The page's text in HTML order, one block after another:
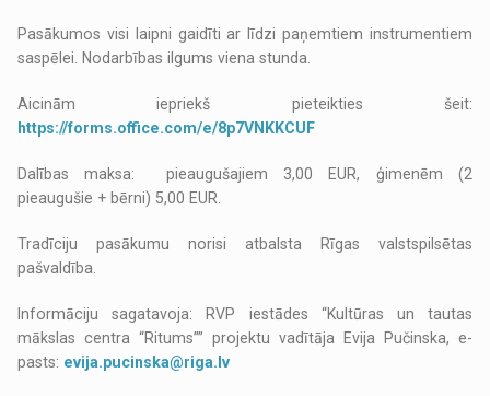
Pasākumos visi laipni gaidīti ar līdzi paņemtiem instrumentiem
saspēlei. Nodarbības ilgums viena stunda.
Aicinām iepriekš pieteikties šeit:
https://forms.office.com/e/8p7VNKKCUF
Dalības maksa: pieaugušajiem 3,00 EUR, ģimenēm (2
pieaugušie + bērni) 5,00 EUR.
Tradīciju pasākumu norisi atbalsta Rīgas valstspilsētas
pašvaldība.
Informāciju sagatavoja: RVP iestādes “Kultūras un tautas
mākslas centra “Ritums”” projektu vadītāja Evija Pučinska, e-
pasts: evija.pucinska@riga.lv